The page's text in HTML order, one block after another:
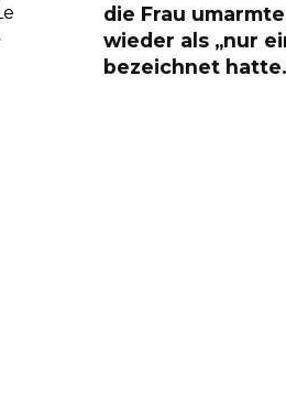
die Frau
wieder als „nur
bezeichnet hatte.